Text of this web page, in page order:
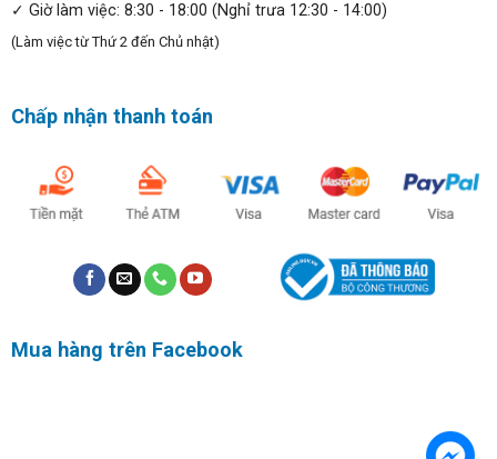
Màn hình Dell Latitude 9520 (2021):
Màn hình của Dell Latitude 9520 (2021) được trang bị
viền cực mỏng, mở rộng không gian hiển thị giúp trải
nghiệm thị giác vượt trội hơn đáng kể.
✓ Giờ làm việc: 8:30 - 18:00 (Nghỉ trưa 12:30 - 14:00)
(Làm việc từ Thứ 2 đến Chủ nhật)
Chấp nhận thanh toán
Mua hàng trên Facebook